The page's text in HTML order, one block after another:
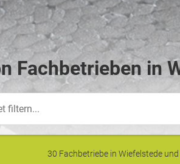
Fachbetrieben in
30 Fachbetriebe in Wiefelstede